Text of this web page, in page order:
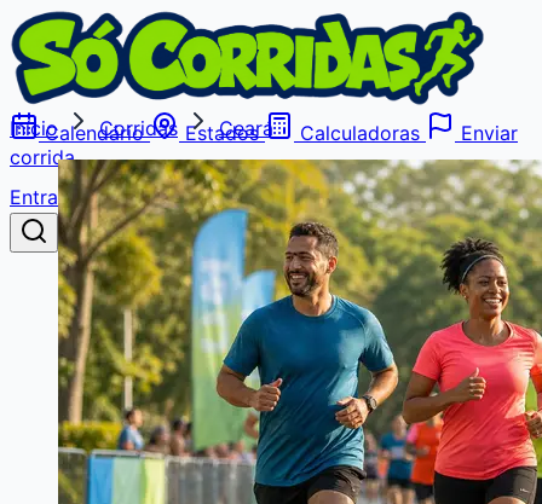
Calendário Estados Calculadoras
Enviar
corrida
Entrar
Buscar
Início Corridas Ceará